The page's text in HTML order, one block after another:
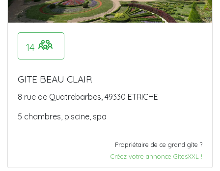
14
GITE BEAU CLAIR
8 rue de Quatrebarbes, 49330 ETRICHE
5 chambres, piscine, spa
Propriétaire de ce grand gîte ?
Créez votre annonce GitesXXL !